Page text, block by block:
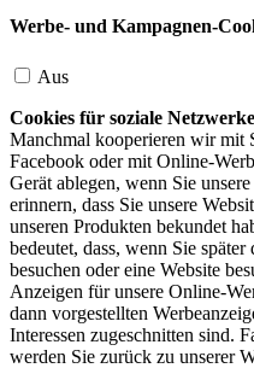
Werbe- und Kampagnen-
Aus
Cookies für soziale Netzwerke
Manchmal kooperieren wir mit
Facebook oder mit Online-
Gerät ablegen, wenn Sie
erinnern, dass Sie unsere
unseren Produkten bekundet
bedeutet, dass, wenn Sie
besuchen oder eine Website
Anzeigen für unsere Online-
dann vorgestellten
Interessen zugeschnitten sind.
werden Sie zurück zu unserer